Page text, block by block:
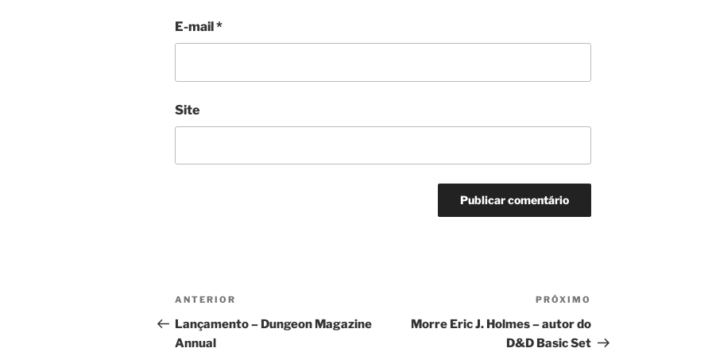
E-mail *
Site
Navegação
de
Post
anterior
ANTERIOR
Lançamento – Dungeon Magazine
Annual
post
PRÓXIMO
Morre Eric J. Holmes – autor do
D&D Basic Set